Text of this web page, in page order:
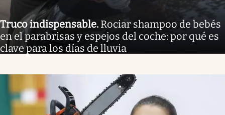
Truco indispensable. Rociar shampoo de bebés
en el parabrisas y espejos del coche: por qué es
clave para los días de lluvia